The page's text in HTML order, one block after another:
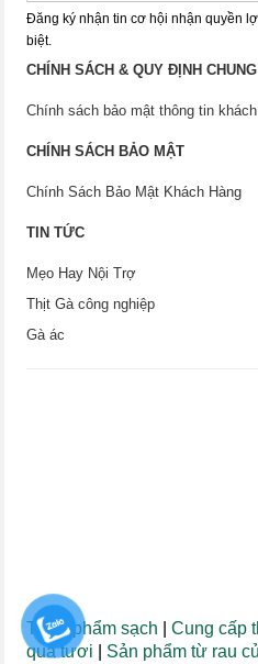
Đăng ký nhận tin cơ hội nhận quyền
biệt.
CHÍNH SÁCH & QUY ĐỊNH CHUNG
Chính sách bảo mật thông tin
CHÍNH SÁCH BẢO MẬT
Chính Sách Bảo Mật Khách Hàng
TIN TỨC
Mẹo Hay Nội Trợ
Thịt Gà công nghiệp
Gà ác
Thực phẩm sạch |Cung cấp
quả tươi
Sản phẩm từ rau củ